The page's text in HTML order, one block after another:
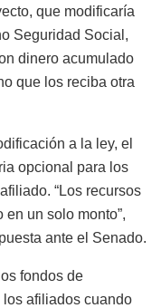
que modificaría
Seguridad Social,
dinero acumulado
que los reciba otra
a la ley, el
opcional para los
“Los recursos
un solo monto”,
ante el Senado.
fondos de
afiliados cuando